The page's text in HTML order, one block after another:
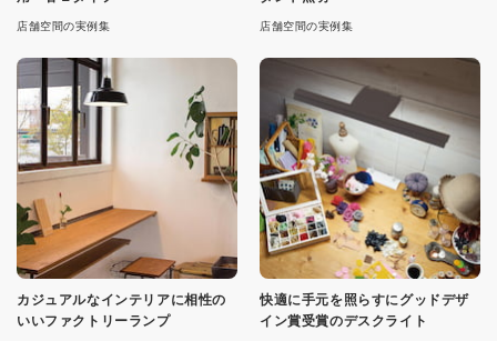
店舗空間の実例集 店舗空間の実例集
カジュアルなインテリアに相性の
いいファクトリーランプ
快適に手元を照らすにグッドデザ
イン賞受賞のデスクライト